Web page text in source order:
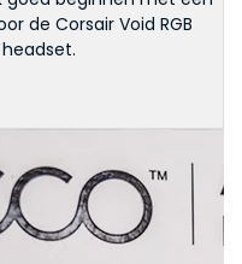
de Corsair Void RGB